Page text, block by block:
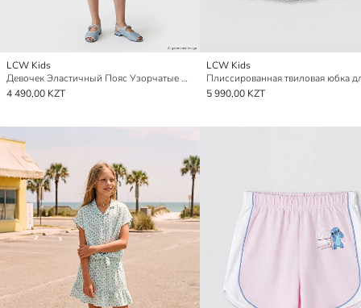
LCW Kids
Девочек Эластичный Пояс Узорчатые Шорты
4 490,00 KZT
LCW Kids
5 990,00 KZT